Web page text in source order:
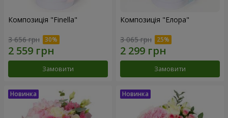
Композиція "Finella"
3 656 грн
Замовити
Композиція "Елора"
3 065 грн
Замовити